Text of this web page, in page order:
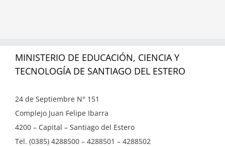
MINISTERIO DE EDUCACIÓN, CIENCIA Y
TECNOLOGÍA DE SANTIAGO DEL ESTERO
24 de Septiembre N° 151
Complejo Juan Felipe Ibarra
4200 – Capital – Santiago del Estero
Tel. (0385) 4288500 – 4288501 – 4288502